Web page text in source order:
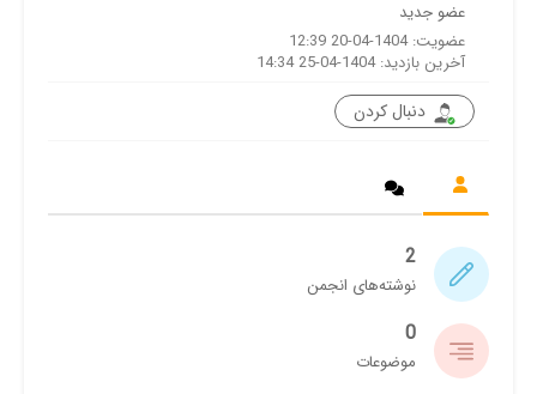
عضو جدید
عضویت: 1404-04-20 12:39
آخرین بازدید: 1404-04-25 14:34
دنبال کردن
2
نوشته‌های انجمن
0
موضوعات